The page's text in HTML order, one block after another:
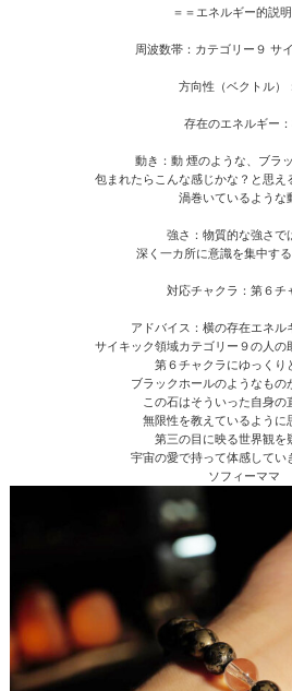
＝＝エネルギー的説
周波数帯：カテゴリー９ サ
方向性（ベクトル）
存在のエネルギー
動き：動 煙のような、ブラ
包まれたらこんな感じかな？と思え
渦巻いているような
強さ：物質的な強さで
深く一カ所に意識を集中す
対応チャクラ：第６チ
アドバイス：横の存在エネル
サイキック領域カテゴリー９の人の
第６チャクラにゆっくり
ブラックホールのようなもの
この石はそういった自身の
無限性を教えているように
第三の目に映る世界観を
宇宙の愛で持って体感してい
ソフィーママ